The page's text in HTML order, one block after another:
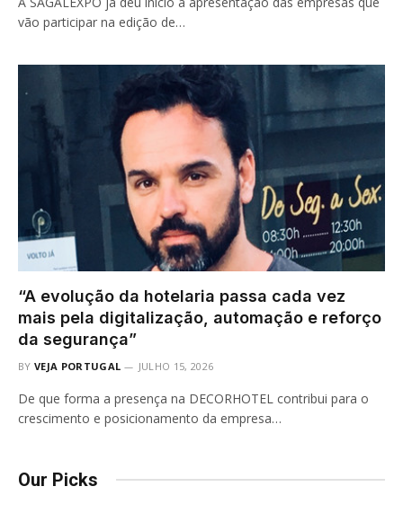
vão participar na edição de…
“A evolução da hotelaria passa cada vez
mais pela digitalização, automação e reforço
da segurança”
BY VEJA PORTUGAL JULHO 15, 2026
De que forma a presença na DECORHOTEL contribui para o
crescimento e posicionamento da empresa…
Our Picks